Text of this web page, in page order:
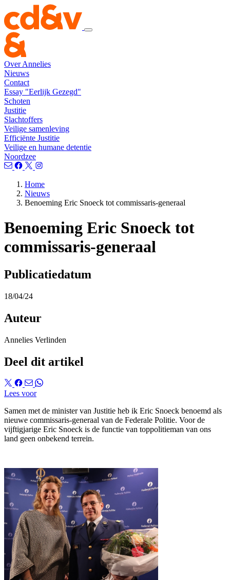
Over Annelies
Nieuws
Contact
Essay "Eerlijk Gezegd"
Schoten
Justitie
Slachtoffers
Veilige samenleving
Efficiënte Justitie
Veilige en humane detentie
Noordzee
Home
Nieuws
Benoeming Eric Snoeck tot commissaris-generaal
Benoeming Eric Snoeck tot
commissaris-generaal
Publicatiedatum
18/04/24
Auteur
Annelies Verlinden
Deel dit artikel
Lees voor
Samen met de minister van Justitie heb ik Eric Snoeck benoemd als
nieuwe commissaris-generaal van de Federale Politie. Voor de
vijftigjarige Eric Snoeck is de functie van toppolitieman van ons
land geen onbekend terrein.